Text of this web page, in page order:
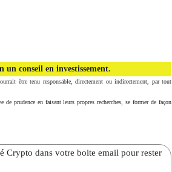
conseil en investissement.
être tenu responsable, directement ou indirectement, par tout
prudence en faisant leurs propres recherches, se former de façon
Crypto dans votre boite email pour rester